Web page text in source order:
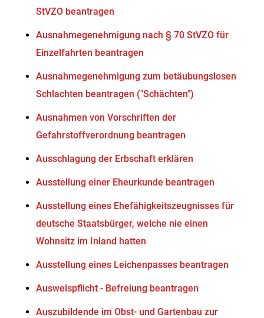
StVZO beantragen
Ausnahmegenehmigung nach § 70 StVZO für
Einzelfahrten beantragen
Ausnahmegenehmigung zum betäubungslosen
Schlachten beantragen ("Schächten")
Ausnahmen von Vorschriften der
Gefahrstoffverordnung beantragen
Ausschlagung der Erbschaft erklären
Ausstellung einer Eheurkunde beantragen
Ausstellung eines Ehefähigkeitszeugnisses für
deutsche Staatsbürger, welche nie einen
Wohnsitz im Inland hatten
Ausstellung eines Leichenpasses beantragen
Ausweispflicht - Befreiung beantragen
Auszubildende im Obst- und Gartenbau zur